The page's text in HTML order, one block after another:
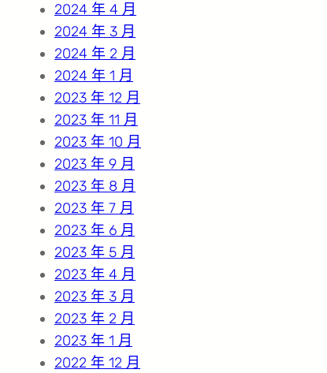
2024 年 4 月
2024 年 3 月
2024 年 2 月
2024 年 1 月
2023 年 12 月
2023 年 11 月
2023 年 10 月
2023 年 9 月
2023 年 8 月
2023 年 7 月
2023 年 6 月
2023 年 5 月
2023 年 4 月
2023 年 3 月
2023 年 2 月
2023 年 1 月
2022 年 12 月